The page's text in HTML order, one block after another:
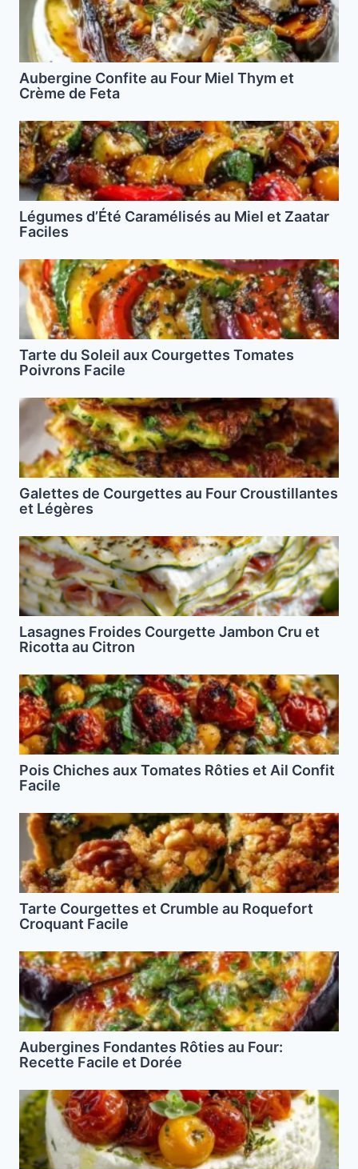
Aubergine Confite au Four Miel Thym et
Crème de Feta
Légumes d’Été Caramélisés au Miel et Zaatar
Faciles
Tarte du Soleil aux Courgettes Tomates
Poivrons Facile
Galettes de Courgettes au Four Croustillantes
et Légères
Lasagnes Froides Courgette Jambon Cru et
Ricotta au Citron
Pois Chiches aux Tomates Rôties et Ail Confit
Facile
Tarte Courgettes et Crumble au Roquefort
Croquant Facile
Aubergines Fondantes Rôties au Four:
Recette Facile et Dorée